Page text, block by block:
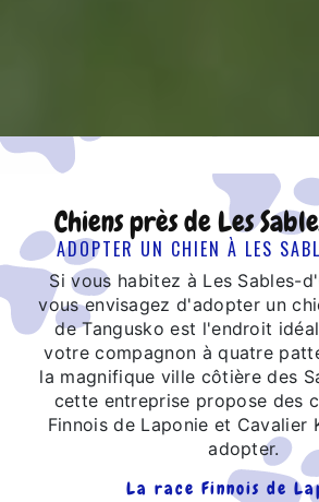
Chiens près de Les
ADOPTER UN CHIEN À LES
Si vous habitez à Les Sables-
vous envisagez d'adopter un
de Tangusko est l'endroit
votre compagnon à quatre
la magnifique ville côtière des
cette entreprise propose des
Finnois de Laponie et Cavalier
adopter.
La race Finnois de